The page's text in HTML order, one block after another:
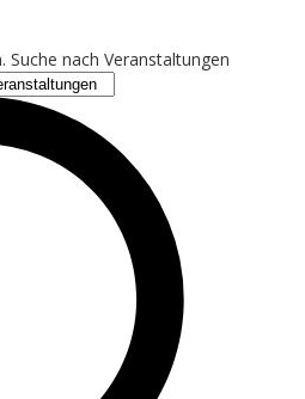
Suche nach Veranstaltungen